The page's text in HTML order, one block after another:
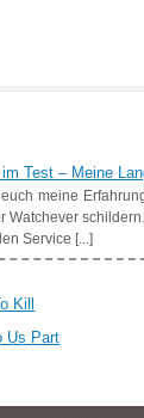
Test – Meine
meine
Watchever
Service [...]
Kill
Us Part